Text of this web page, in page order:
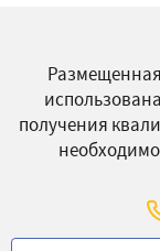
получения